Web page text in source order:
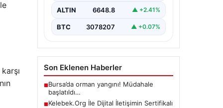
barındırmaktadır. Güncel olarak…
ALTIN 6648.8 ▲ +2.41%
BTC 3078207 ▲ +0.07%
Son Eklenen Haberler
■Bursa’da orman yangını! Müdahale
başlatıldı…
■Kelebek.Org İle Dijital İletişimin Sertifikalı